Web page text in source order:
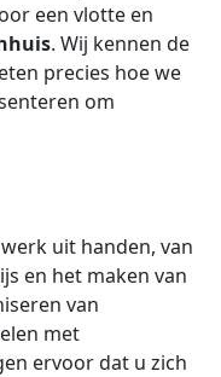
een vlotte en
. Wij kennen de
precies hoe we
om
uit handen, van
en het maken van
van
met
ervoor dat u zich